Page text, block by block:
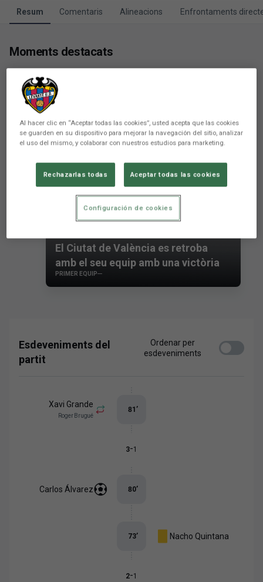
Resum Comentaris Alineacions Enfrontaments
Moments destacats
El Ciutat de València es retroba
amb el seu equip amb una victòria
PRIMER EQUIP
Esdeveniments del
partit
Ordenar per
esdeveniments
Xavi Grande
Roger Brugué
81’
3-1
Carlos Álvarez 80’
Nacho Quintana
73’
2-1
Al hacer clic en “Aceptar todas las cookies”, usted acepta que las cookies
se guarden en su dispositivo para mejorar la navegación del sitio, analizar
el uso del mismo, y colaborar con nuestros estudios para marketing.
Rechazarlas todas Aceptar todas las cookies
Configuración de cookies